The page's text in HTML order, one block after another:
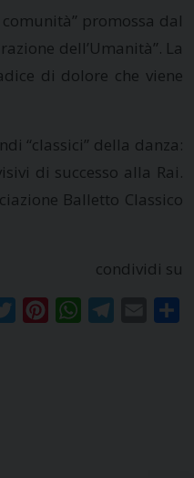
promossa dal
dell’Umanità”. La
di dolore che viene
“classici” della danza:
di successo alla Rai.
Balletto Classico
condividi su
TwitterPinterestWhatsAppTelegram
Email